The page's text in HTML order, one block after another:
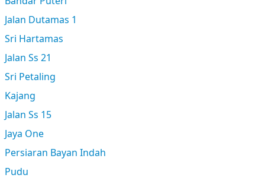
Jalan Dutamas 1
Sri Hartamas
Jalan Ss 21
Sri Petaling
Kajang
Jalan Ss 15
Jaya One
Persiaran Bayan Indah
Pudu